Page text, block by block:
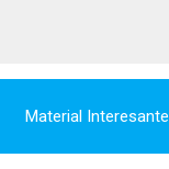
Material Interesante